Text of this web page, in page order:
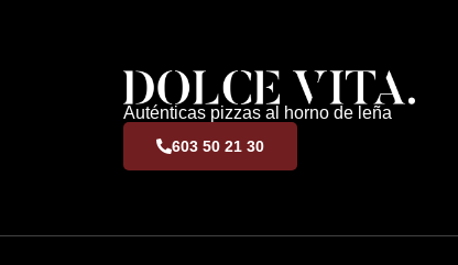
Auténticas pizzas al horno de leña
603 50 21 30